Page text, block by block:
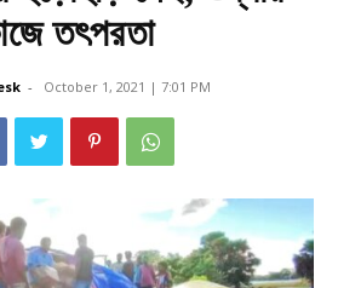
তৎপরতা
- October 1, 2021 | 7:01 PM